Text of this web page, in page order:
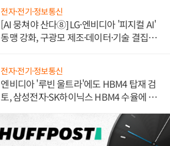
전자·전기·정보통신
[AI 뭉쳐야 산다⑧] LG·엔비디아 '피지컬 AI'
동맹 강화, 구광모 제조·데이터·기술 결집
전자·전기·정보통신
엔비디아 '루빈 울트라'에도 HBM4 탑재 검
토, 삼성전자·SK하이닉스 HBM4 수율에 주